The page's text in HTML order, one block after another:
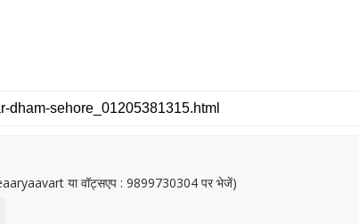
या वॉट्सएप : 9899730304 पर भेजें)